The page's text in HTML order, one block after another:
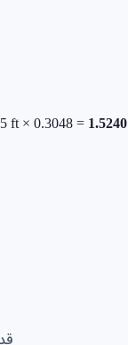
5 ft × 0.3048 = 1.5240